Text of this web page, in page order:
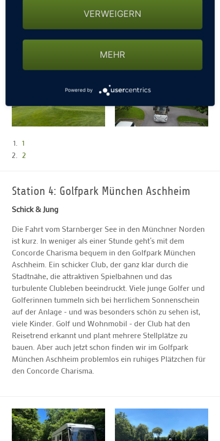
1
2
Station 4: Golfpark München Aschheim
Schick & Jung
Die Fahrt vom Starnberger See in den Münchner Norden
ist kurz. In weniger als einer Stunde geht’s mit dem
Concorde Charisma bequem in den Golfpark München
Aschheim. Ein schicker Club, der ganz klar durch die
Stadtnähe, die attraktiven Spielbahnen und das
turbulente Clubleben beeindruckt. Viele junge Golfer und
Golferinnen tummeln sich bei herrlichem Sonnenschein
auf der Anlage - und was besonders schön zu sehen ist,
viele Kinder. Golf und Wohnmobil - der Club hat den
Reisetrend erkannt und plant mehrere Stellplätze zu
bauen. Aber auch jetzt schon finden wir im Golfpark
München Aschheim problemlos ein ruhiges Plätzchen für
den Concorde Charisma.
VERWEIGERN
MEHR
Powered by